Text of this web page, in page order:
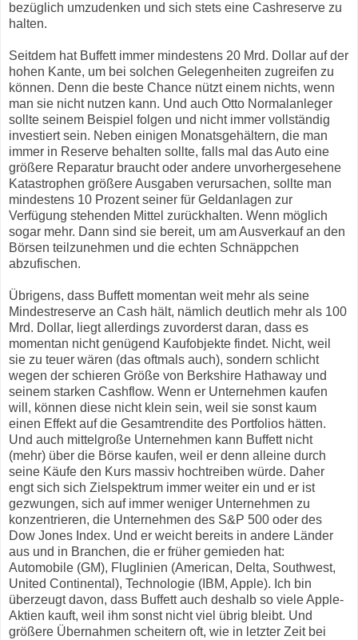
bezüglich umzudenken und sich stets eine Cashreserve zu
halten.
Seitdem hat Buffett immer mindestens 20 Mrd. Dollar auf der
hohen Kante, um bei solchen Gelegenheiten zugreifen zu
können. Denn die beste Chance nützt einem nichts, wenn
man sie nicht nutzen kann. Und auch Otto Normalanleger
sollte seinem Beispiel folgen und nicht immer vollständig
investiert sein. Neben einigen Monatsgehältern, die man
immer in Reserve behalten sollte, falls mal das Auto eine
größere Reparatur braucht oder andere unvorhergesehene
Katastrophen größere Ausgaben verursachen, sollte man
mindestens 10 Prozent seiner für Geldanlagen zur
Verfügung stehenden Mittel zurückhalten. Wenn möglich
sogar mehr. Dann sind sie bereit, um am Ausverkauf an den
Börsen teilzunehmen und die echten Schnäppchen
abzufischen.
Übrigens, dass Buffett momentan weit mehr als seine
Mindestreserve an Cash hält, nämlich deutlich mehr als 100
Mrd. Dollar, liegt allerdings zuvorderst daran, dass es
momentan nicht genügend Kaufobjekte findet. Nicht, weil
sie zu teuer wären (das oftmals auch), sondern schlicht
wegen der schieren Größe von Berkshire Hathaway und
seinem starken Cashflow. Wenn er Unternehmen kaufen
will, können diese nicht klein sein, weil sie sonst kaum
einen Effekt auf die Gesamtrendite des Portfolios hätten.
Und auch mittelgroße Unternehmen kann Buffett nicht
(mehr) über die Börse kaufen, weil er denn alleine durch
seine Käufe den Kurs massiv hochtreiben würde. Daher
engt sich sich Zielspektrum immer weiter ein und er ist
gezwungen, sich auf immer weniger Unternehmen zu
konzentrieren, die Unternehmen des S&P 500 oder des
Dow Jones Index. Und er weicht bereits in andere Länder
aus und in Branchen, die er früher gemieden hat:
Automobile (GM), Fluglinien (American, Delta, Southwest,
United Continental), Technologie (IBM, Apple). Ich bin
überzeugt davon, dass Buffett auch deshalb so viele Apple-
Aktien kauft, weil ihm sonst nicht viel übrig bleibt. Und
größere Übernahmen scheitern oft, wie in letzter Zeit bei